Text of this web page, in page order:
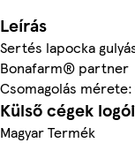
Leírás
Sertés lapocka
Bonafarm® partner
Csomagolás mérete:
Külső cégek logói
Magyar Termék